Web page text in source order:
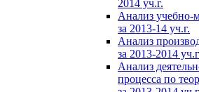
2014 уч.г.
Анализ учебно-
за 2013-14 уч.г.
Анализ
за 2013-2014
Анализ
процесса по